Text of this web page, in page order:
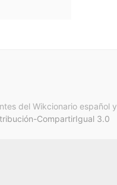
del Wikcionario español y
CompartirIgual 3.0